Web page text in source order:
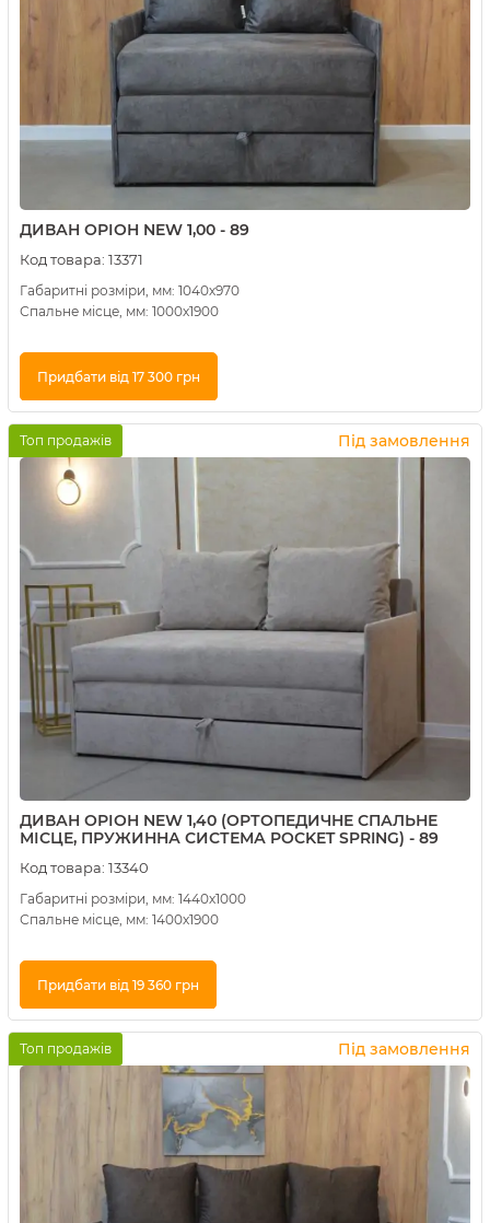
ДИВАН ОРІОН NEW 1,00 - 89
Код товара: 13371
Габаритні розміри, мм: 1040х970
Спальне місце, мм: 1000х1900
Придбати від 17 300 грн
Купити в 1 клік
Під замовлення
Топ продажів
ДИВАН ОРІОН NEW 1,40 (ОРТОПЕДИЧНЕ СПАЛЬНЕ
МІСЦЕ, ПРУЖИННА СИСТЕМА POCKET SPRING) - 89
Код товара: 13340
Габаритні розміри, мм: 1440х1000
Спальне місце, мм: 1400х1900
Придбати від 19 360 грн
Купити в 1 клік
Під замовлення
Топ продажів